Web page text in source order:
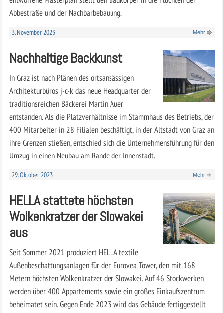
Abbestraße und der Nachbarbebauung.
3. November 2023 Mehr
Nachhaltige Backkunst
In Graz ist nach Plänen des ortsansässigen
Architekturbüros j-c-k das neue Headquarter der
traditionsreichen Bäckerei Martin Auer
entstanden. Als die Platzverhältnisse im Stammhaus des Betriebs, der
400 Mitarbeiter in 28 Filialen beschäftigt, in der Altstadt von Graz an
ihre Grenzen stießen, entschied sich die Unternehmensführung für den
Umzug in einen Neubau am Rande der Innenstadt.
29. Oktober 2023 Mehr
HELLA stattete höchsten
Wolkenkratzer der Slowakei
aus
Seit Sommer 2021 produziert HELLA textile
Außenbeschattungsanlagen für den Eurovea Tower, den mit 168
Metern höchsten Wolkenkratzer der Slowakei. Auf 46 Stockwerken
werden über 400 Appartements sowie ein großes Einkaufszentrum
beheimatet sein. Gegen Ende 2023 wird das Gebäude fertiggestellt